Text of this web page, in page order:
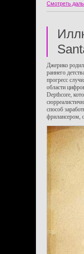
Смотреть
Джерико
раннего
прогресс
области
Depthcore,
способ
фрилансером,